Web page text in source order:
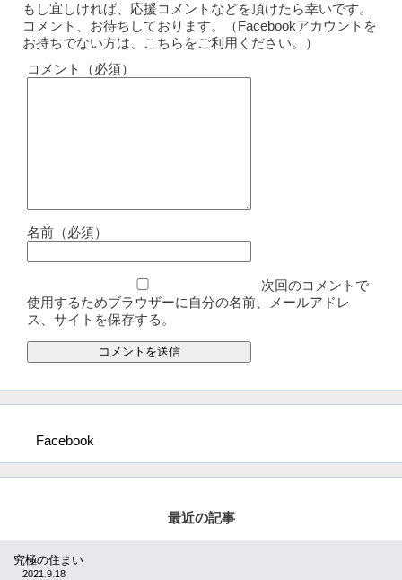
もし宜しければ、応援コメントなどを頂けたら幸いです。
コメント、お待ちしております。（Facebookアカウントを
お持ちでない方は、こちらをご利用ください。）
コメント（必須）
名前（必須）
次回のコメントで
使用するためブラウザーに自分の名前、メールアドレ
ス、サイトを保存する。
Facebook
最近の記事
究極の住まい
2021.9.18